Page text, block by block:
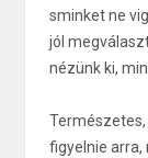
sminket ne
jól
nézünk ki,
Természetes,
figyelnie arra,